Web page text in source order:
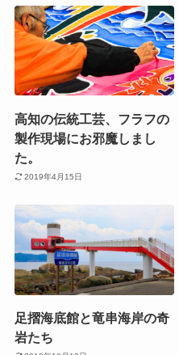
高知の伝統工芸、フラフの
製作現場にお邪魔しまし
た。
2019年4月15日
足摺海底館と竜串海岸の奇
岩たち